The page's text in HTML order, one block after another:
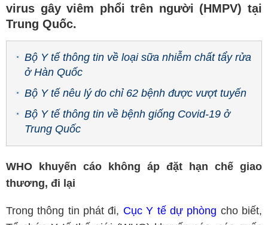
virus gây viêm phổi trên người (HMPV) tại
Trung Quốc.
Bộ Y tế thông tin về loại sữa nhiễm chất tẩy rửa
ở Hàn Quốc
Bộ Y tế nêu lý do chỉ 62 bệnh được vượt tuyến
Bộ Y tế thông tin về bệnh giống Covid-19 ở
Trung Quốc
WHO khuyến cáo không áp đặt hạn chế giao
thương, đi lại
Trong thông tin phát đi, Cục Y tế dự phòng cho biết,